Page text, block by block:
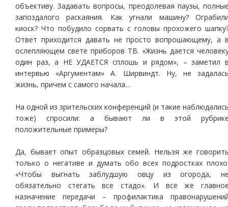
объективу. Задавать вопросы, преодолевая паузы,
запоздалого раскаяния. Как угнали машину?
киоск? Что побудило сорвать с головы прохожего
Ответ приходится давать не просто вопрошающему, а
ослепляющем свете приборов ТВ. «Жизнь дается
один раз, а НЕ УДАЕТСЯ сплошь и рядом», – заметил
интервью «Аргументам» А. Ширвиндт. Ну, не
жизнь, причем с самого начала…
На одной из зрительских конференций (и такие
тоже) спросили: а бывают ли в этой
положительные примеры?
Да, бывает опыт образцовых семей. Нельзя же
только о негативе и думать обо всех подростках
«Чтобы выгнать заблудшую овцу из огорода,
обязательно стегать все стадо». И все же
назначение передачи – профилактика